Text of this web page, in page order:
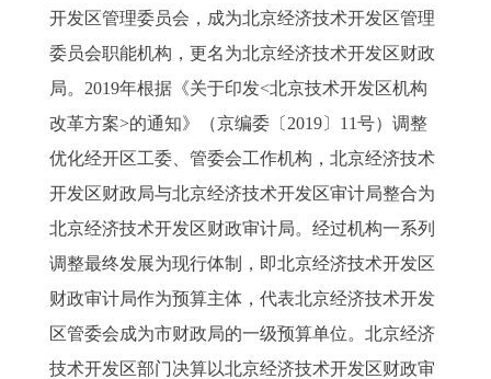
开发区管理委员会，成为北京经济技术开发区管理
委员会职能机构，更名为北京经济技术开发区财政
局。2019年根据《关于印发<北京技术开发区机构
改革方案>的通知》（京编委〔2019〕11号）调整
优化经开区工委、管委会工作机构，北京经济技术
开发区财政局与北京经济技术开发区审计局整合为
北京经济技术开发区财政审计局。经过机构一系列
调整最终发展为现行体制，即北京经济技术开发区
财政审计局作为预算主体，代表北京经济技术开发
区管委会成为市财政局的一级预算单位。北京经济
技术开发区部门决算以北京经济技术开发区财政审